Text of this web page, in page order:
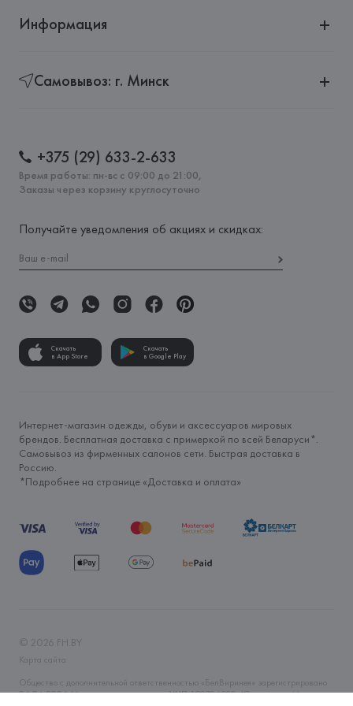
Информация
Самовывоз: г. Минск
+375 (29) 633-2-633
Время работы: пн-вс с 09:00 до 21:00,
Заказы через корзину круглосуточно
Получайте уведомления об акциях и скидках:
Скачать
в App Store
Скачать
в Google Play
Интернет-магазин одежды, обуви и аксессуаров мировых
брендов. Бесплатная доставка с примеркой по всей Беларуси*.
Самовывоз из фирменных салонов сети. Быстрая доставка в
Россию.
*Подробнее на странице «Доставка и оплата»
© 2026 FH.BY
Карта сайта
Общество с дополнительной ответственностью «БелВиринея» зарегистрировано
06.04.2006 Минским горисполкомом. УНП 190706320. Юр.адрес: г. Минск, ул.